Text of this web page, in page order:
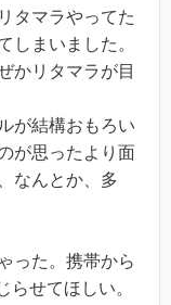
タマラやってた
しまいました。
かリタマラが目
が結構おもろい
が思ったより面
なんとか、多
った。携帯から
らせてほしい。